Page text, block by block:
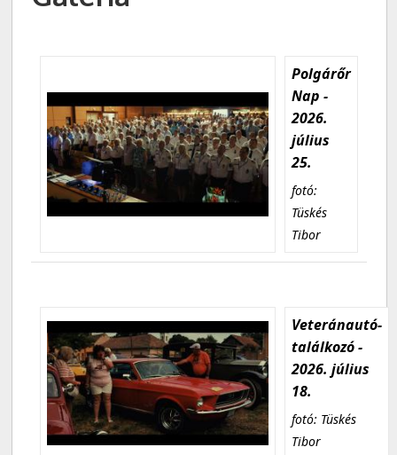
Polgárőr
Nap -
2026.
július
25.
fotó:
Tüskés
Tibor
Veteránautó-
találkozó -
2026. július
18.
fotó: Tüskés
Tibor